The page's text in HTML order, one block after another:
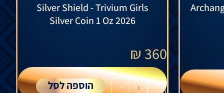
Silver Shield - Trivium Girls
Silver Coin 1 Oz 2026
360
₪
-
+ הוספה לסל